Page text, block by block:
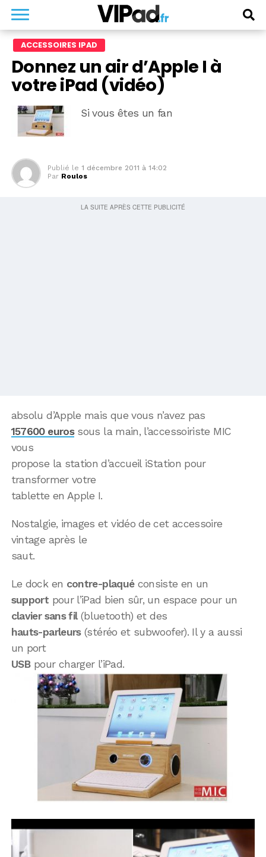
ACCESSOIRES IPAD
Donnez un air d’Apple I à
votre iPad (vidéo)
Si vous êtes un fan
Publié le 1 décembre 2011 à 14:02
Par Roulos
absolu d’Apple mais que vous n’avez pas
157600 eurossous la main, l’accessoiriste MIC
vous
propose la station d’accueil iStation pour
transformer votre
tablette en Apple I.
Nostalgie, images et vidéo de cet accessoire
vintage après le
saut.
Le dock en contre-plaquéconsiste en un
support pour l’iPad bien sûr, un espace pour un
clavier sans fil(bluetooth) et des
hauts-parleurs(stéréo et subwoofer). Il y a aussi
un port
USBpour charger l’iPad.